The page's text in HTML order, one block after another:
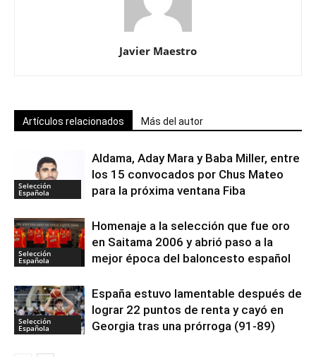
Javier Maestro
Artículos relacionados Más del autor
Selección
Española
Aldama, Aday Mara y Baba Miller, entre
los 15 convocados por Chus Mateo
para la próxima ventana Fiba
Selección
Española
Homenaje a la selección que fue oro
en Saitama 2006 y abrió paso a la
mejor época del baloncesto español
Selección
Española
España estuvo lamentable después de
lograr 22 puntos de renta y cayó en
Georgia tras una prórroga (91-89)